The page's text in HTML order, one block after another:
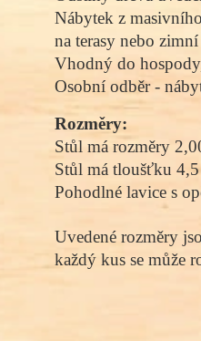
Nábytek z
na terasy nebo
Vhodný do
Osobní odběr -
Rozměry:
Stůl má rozměry
Stůl má tloušťku
Pohodlné lavice s
Uvedené rozměry
každý kus se může